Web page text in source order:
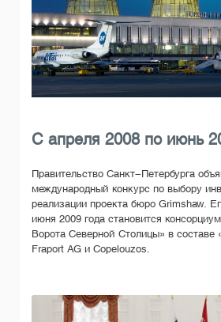
C апреля 2008 по июнь
Правительство Санкт-Петербурга
международный конкурс по выбору
реализации проекта бюро Grimshaw.
июня 2009 года становится
Ворота Северной Столицы» в составе
Fraport AG и Copelouzos.